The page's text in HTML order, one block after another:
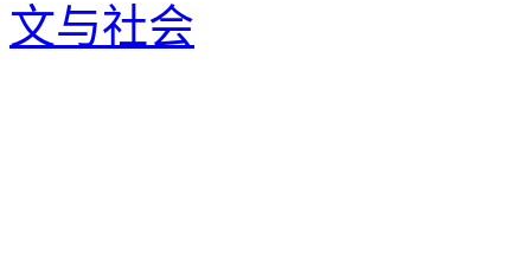
文与社会